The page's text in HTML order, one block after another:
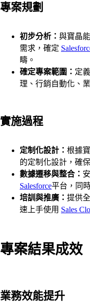
專案規劃
初步分析： 與寶晶
需求，確定
疇。
確定專案範圍： 定
理、行銷自動化、
實施過程
定制化設計： 根據
的定制化設計，確
數據遷移與整合：
Salesforce平台，同
培訓與推廣： 提供
速上手使用 Sales
專案結果成效
業務效能提升